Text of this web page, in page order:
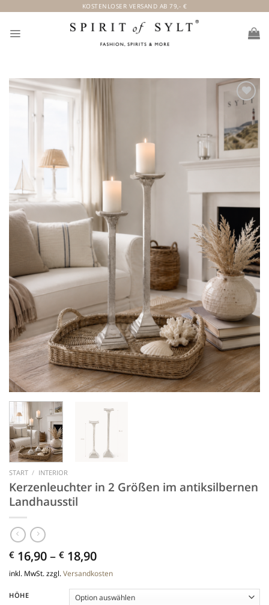
content
KOSTENLOSER VERSAND AB 79,- €
Add to
wishlist
START / INTERIOR
Kerzenleuchter in 2 Größen im antiksilbernen
Landhausstil
€ 16,90– € 18,90
inkl. MwSt.zzgl.Versandkosten
HÖHE